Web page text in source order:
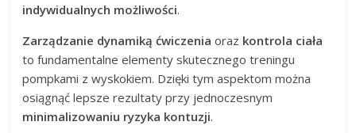
indywidualnych możliwości.
Zarządzanie dynamiką ćwiczenia oraz kontrola ciała
to fundamentalne elementy skutecznego treningu
pompkami z wyskokiem. Dzięki tym aspektom można
osiągnąć lepsze rezultaty przy jednoczesnym
minimalizowaniu ryzyka kontuzji.